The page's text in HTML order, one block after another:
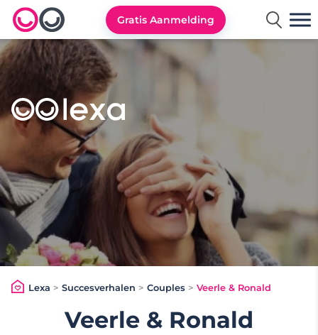
Lexa logo
Gratis Aanmelding
Lexa > Succesverhalen > Couples > Veerle & Ronald
Veerle & Ronald